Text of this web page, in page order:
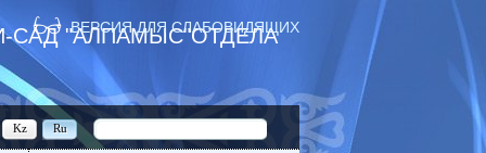
САД "АЛПАМЫС"ОТДЕЛА
ВЕРСИЯ ДЛЯ СЛАБОВИДЯЩИХ
Ru
Kz